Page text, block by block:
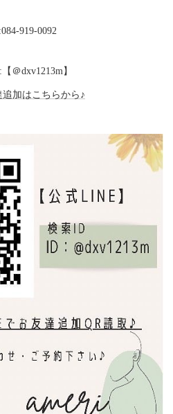
919-0092
＠dxv1213m】
加はこちらから♪